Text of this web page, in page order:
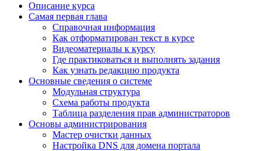
Описание курса
Самая первая глава
Справочная информация
Как отформатирован текст в курсе
Видеоматериалы к курсу
Где практиковаться и выполнять задания
Как узнать редакцию продукта
Основные сведения о системе
Модульная структура
Схема работы продукта
Таблица разделения прав администраторов
Основы администрирования
Мастер очистки данных
Настройка DNS для домена портала